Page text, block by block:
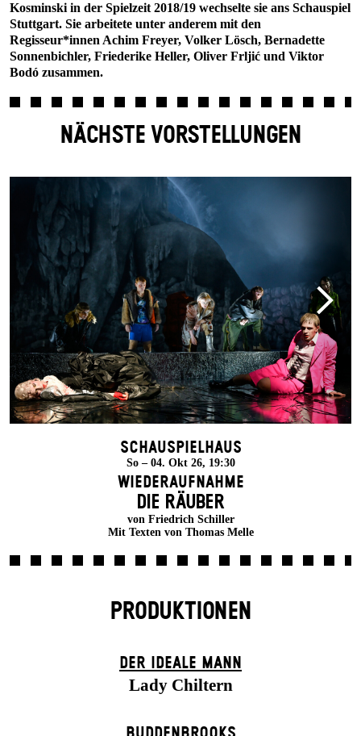
Kosminski in der Spielzeit 2018/19 wechselte sie ans Schauspiel
Stuttgart. Sie arbeitete unter anderem mit den
Regisseur*innen Achim Freyer, Volker Lösch, Bernadette
Sonnenbichler, Friederike Heller, Oliver Frljić und Viktor
Bodó zusammen.
NÄCHSTE VORSTELLUNGEN
Schauspielhaus
So – 04. Okt 26, 19:30
Wiederaufnahme
DIE RÄUBER
von Friedrich Schiller
Mit Texten von Thomas Melle
PRODUKTIONEN
DER IDEALE MANN
Lady Chiltern